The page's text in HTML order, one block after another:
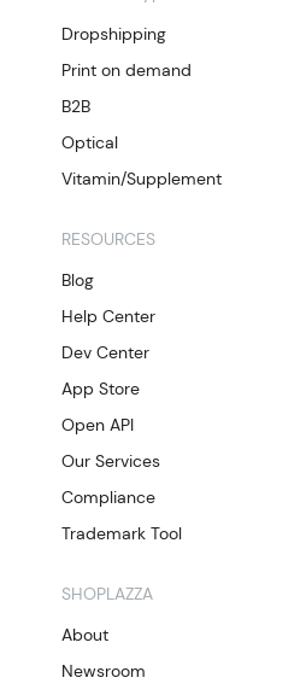
Dropshipping
Print on demand
B2B
Optical
Vitamin/Supplement
RESOURCES
Blog
Help Center
Dev Center
App Store
Open API
Our Services
Compliance
Trademark Tool
SHOPLAZZA
About
Newsroom